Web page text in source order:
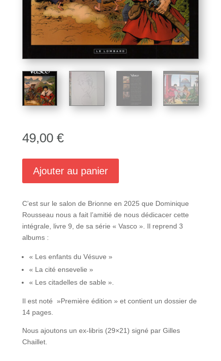
49,00 €
Ajouter au panier
C’est sur le salon de Brionne en 2025 que Dominique
Rousseau nous a fait l’amitié de nous dédicacer cette
intégrale, livre 9, de sa série « Vasco ». Il reprend 3
albums :
« Les enfants du Vésuve »
« La cité ensevelie »
« Les citadelles de sable ».
Il est noté »Première édition » et contient un dossier de
14 pages.
Nous ajoutons un ex-libris (29×21) signé par Gilles
Chaillet.